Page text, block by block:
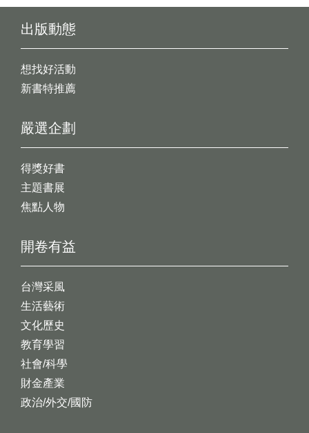
出版動態
想找好活動
新書特推薦
開卷有益
台灣采風
生活藝術
文化歷史
教育學習
社會/科學
財金產業
政治/外交/國防
嚴選企劃
得獎好書
主題書展
焦點人物